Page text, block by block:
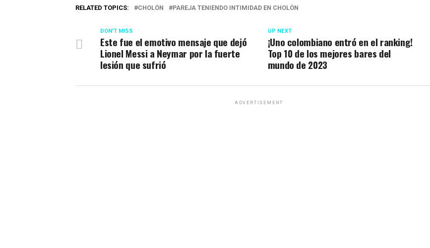
RELATED TOPICS: CHOLÓN PAREJA TENIENDO INTIMIDAD EN CHOLÓN
UP NEXT
¡Uno colombiano entró en el ranking!
Top 10 de los mejores bares del
mundo de 2023
DON'T MISS
Este fue el emotivo mensaje que dejó
Lionel Messi a Neymar por la fuerte
lesión que sufrió
ADVERTISEMENT